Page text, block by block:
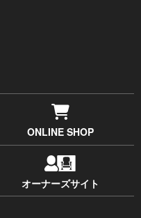
ONLINE SHOP
オーナーズサイト